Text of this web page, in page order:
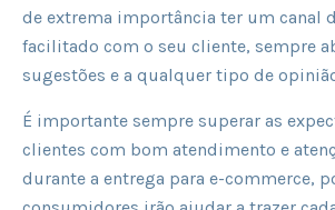
de extrema importância ter um canal
facilitado com o seu cliente, sempre
sugestões e a qualquer tipo de
É importante sempre superar as
clientes com bom atendimento e
durante a entrega para e-commerce,